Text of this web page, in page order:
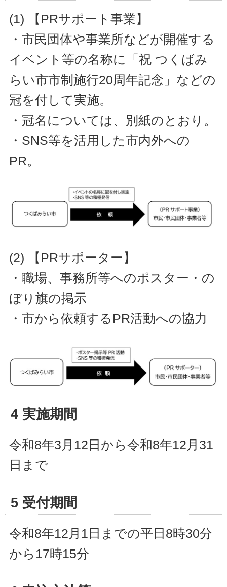
(1) 【PRサポート事業】
・市民団体や事業所などが開催する
イベント等の名称に「祝 つくばみ
らい市市制施行20周年記念」などの
冠を付して実施。
・冠名については、別紙のとおり。
・SNS等を活用した市内外への
PR。
(2) 【PRサポーター】
・職場、事務所等へのポスター・の
ぼり旗の掲示
・市から依頼するPR活動への協力
4 実施期間
令和8年3月12日から令和8年12月31
日まで
5 受付期間
令和8年12月1日までの平日8時30分
から17時15分